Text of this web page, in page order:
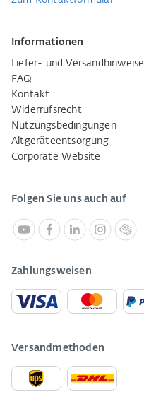
Informationen
Liefer- und Versandhinweise
FAQ
Kontakt
Widerrufsrecht
Nutzungsbedingungen
Altgeräteentsorgung
Corporate Website
Folgen Sie uns auch auf
Zahlungsweisen
Versandmethoden